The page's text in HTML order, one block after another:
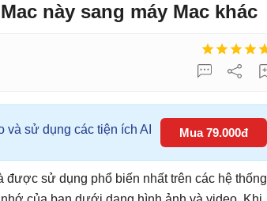
này sang máy Mac khác
và sử dụng các tiện ích AI Mua 79.000đ
được sử dụng phổ biến nhất trên các hệ thống